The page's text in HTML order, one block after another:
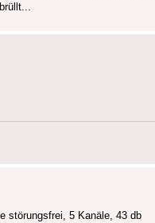
störungsfrei, 5 Kanäle, 43 db